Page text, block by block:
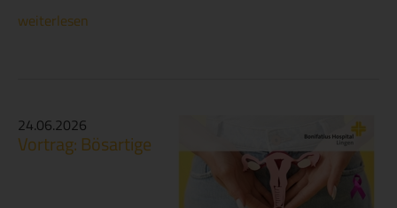
weiterlesen
24.06.2026
Vortrag: Bösartige